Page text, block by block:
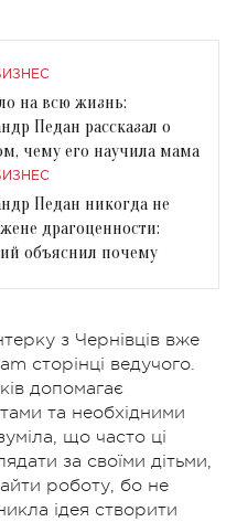
на всю жизнь:
Педан рассказал о
чему его научила мама
Педан никогда не
драгоценности:
объяснил почему
з Чернівців вже
сторінці ведучого.
допомагає
та необхідними
що часто ці
за своїми дітьми,
роботу, бо не
ідея створити